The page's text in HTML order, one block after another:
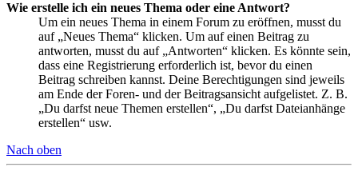
Wie erstelle ich ein neues Thema oder eine Antwort?
Um ein neues Thema in einem Forum zu eröffnen, musst du
auf „Neues Thema“ klicken. Um auf einen Beitrag zu
antworten, musst du auf „Antworten“ klicken. Es könnte sein,
dass eine Registrierung erforderlich ist, bevor du einen
Beitrag schreiben kannst. Deine Berechtigungen sind jeweils
am Ende der Foren- und der Beitragsansicht aufgelistet. Z. B.
„Du darfst neue Themen erstellen“, „Du darfst Dateianhänge
erstellen“ usw.
Nach oben